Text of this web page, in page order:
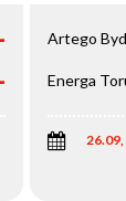
Artego
Energa